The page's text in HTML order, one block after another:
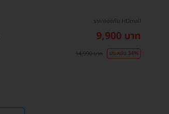
ราคาจองกับ HDmall
9,900 บาท
14,990 บาท ประหยัด 34%